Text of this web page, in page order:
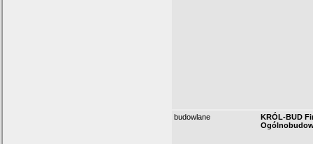
budowlane
KRÓL-BUD